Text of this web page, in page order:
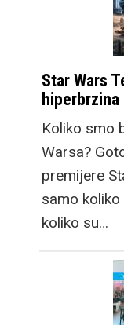
Star Wars
Koliko smo
Warsa?
premijere
samo koliko
koliko su…